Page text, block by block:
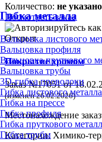
Гибка металла
Вальцовка листового
Вальцовка профиля
Вальцовка пруткового
Вальцовка трубы
3D-гибка проволоки
Гибка листового металла
Гибка на прессе
Гибка профиля
Гибка пруткового
Гибка трубы
Количество: не указано
Посмотреть заказ
Открыт
Покрытие хромом
Заказ №17051 от
(изменен 26.02.2026)
Местонахождение
Категории: Химико-